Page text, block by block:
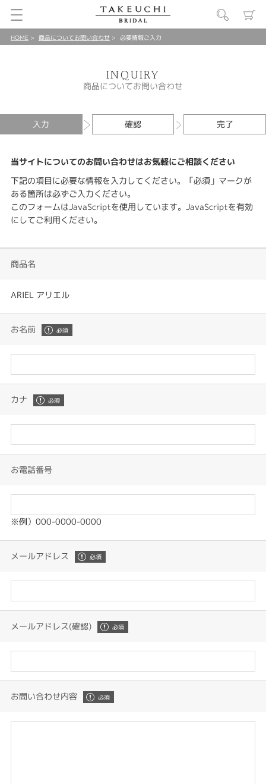
HOME 商品についてお問い合わせ 必要情報ご入力
INQUIRY
商品についてお問い合わせ
入力 確認 完了
当サイトについてのお問い合わせはお気軽にご相談ください
下記の項目に必要な情報を入力してください。「必須」マークが
ある箇所は必ずご入力ください。
このフォームはJavaScriptを使用しています。JavaScriptを有効
にしてご利用ください。
商品名
ARIEL アリエル
お名前
カナ
お電話番号
※例）000-0000-0000
メールアドレス
メールアドレス(確認)
お問い合わせ内容